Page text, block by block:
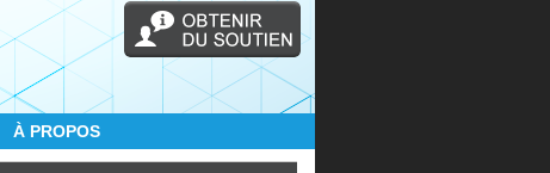
À PROPOS